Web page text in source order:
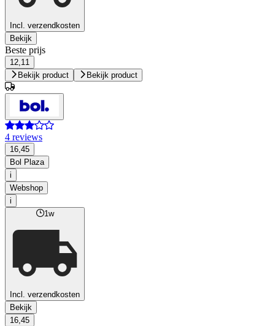
Incl. verzendkosten
Bekijk
Beste prijs
12,11
Bekijk product
Bekijk product
4 reviews
16,45
Bol Plaza
i
Webshop
i
1w
Incl. verzendkosten
Bekijk
16,45